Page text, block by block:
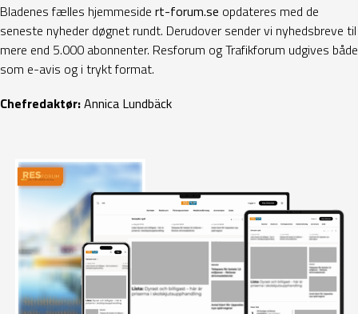
Bladenes fælles hjemmeside rt-forum.se opdateres med de
seneste nyheder døgnet rundt. Derudover sender vi nyhedsbreve til
mere end 5.000 abonnenter. Resforum og Trafikforum udgives både
som e-avis og i trykt format.
Chefredaktør:Annica Lundbäck